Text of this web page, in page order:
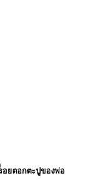
อยตอกตะปูของพ่อ